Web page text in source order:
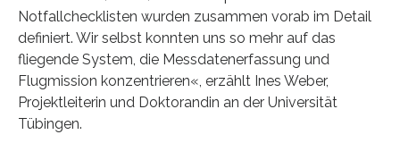
Notfallchecklisten wurden zusammen vorab im Detail
definiert. Wir selbst konnten uns so mehr auf das
fliegende System, die Messdatenerfassung und
Flugmission konzentrieren«, erzählt Ines Weber,
Projektleiterin und Doktorandin an der Universität
Tübingen.